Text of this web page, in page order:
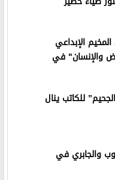
الإبداعي
والإنسان" في
للكاتب ينال
والجابري في